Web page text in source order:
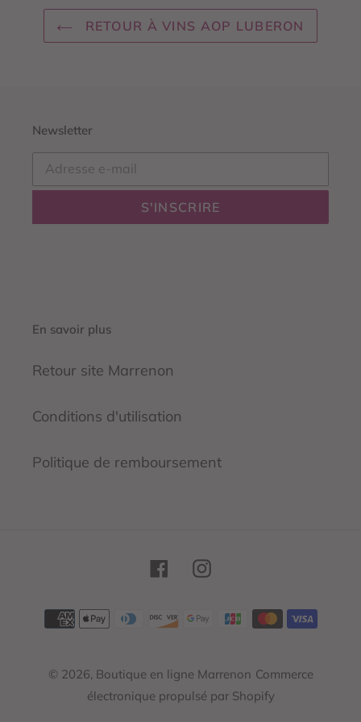
RETOUR À VINS AOP LUBERON
Newsletter
S'INSCRIRE
En savoir plus
Retour site Marrenon
Conditions d'utilisation
Politique de remboursement
FacebookInstagram
Moyens
© 2026, Boutique en ligne Marrenon Commerce
électronique propulsé par Shopify